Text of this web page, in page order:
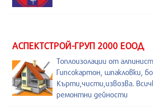
АСПЕКТСТРОЙ-ГРУП 2000 ЕООД
Топлоизолации от
Гипсокартон, шпакловки,
Кърти,чисти,извозва.
ремонтни дейности